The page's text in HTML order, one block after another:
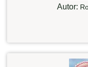
Autor: